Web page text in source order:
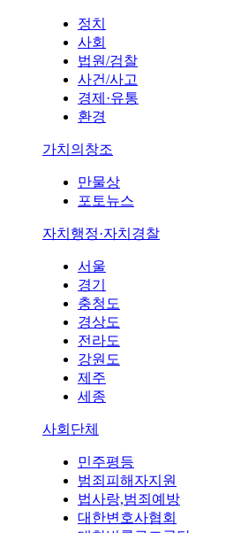
정치
사회
법원/검찰
사건/사고
경제·유통
환경
가치의창조
만물상
포토뉴스
자치행정·자치경찰
서울
경기
충청도
경상도
전라도
강원도
제주
세종
사회단체
민주평등
범죄피해자지원
법사랑,범죄예방
대한변호사협회